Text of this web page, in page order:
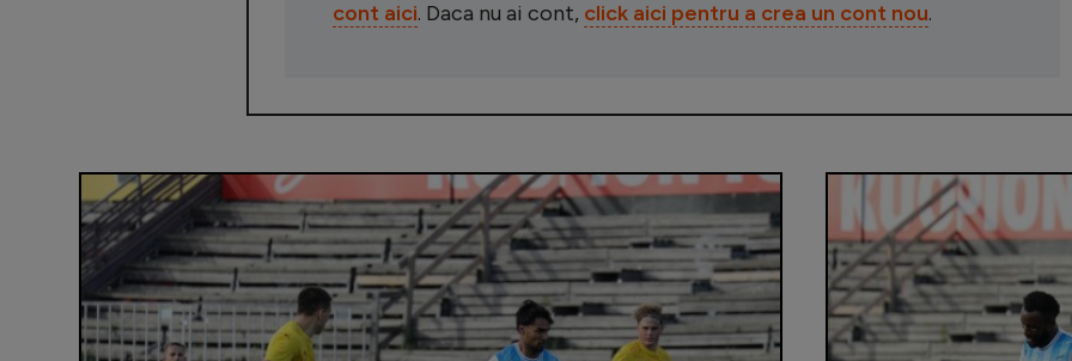
cont aici. Daca nu ai cont, click aici pentru a crea un cont nou.